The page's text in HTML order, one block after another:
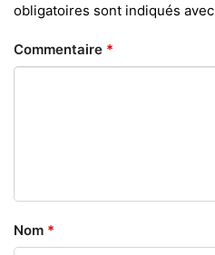
obligatoires sont indiqués avec
Commentaire *
Nom *